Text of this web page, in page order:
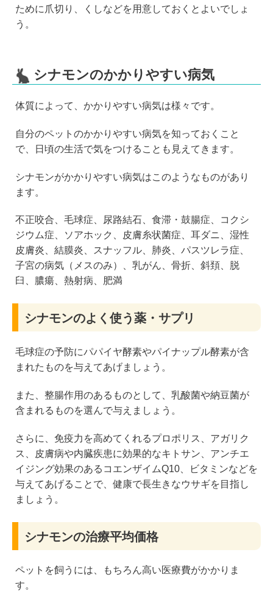
ために爪切り、くしなどを用意しておくとよいでしょ
う。
シナモンのかかりやすい病気
体質によって、かかりやすい病気は様々です。
自分のペットのかかりやすい病気を知っておくこと
で、日頃の生活で気をつけることも見えてきます。
シナモンがかかりやすい病気はこのようなものがあり
ます。
不正咬合、毛球症、尿路結石、食滞・鼓腸症、コクシ
ジウム症、ソアホック、皮膚糸状菌症、耳ダニ、湿性
皮膚炎、結膜炎、スナッフル、肺炎、パスツレラ症、
子宮の病気（メスのみ）、乳がん、骨折、斜頚、脱
臼、膿瘍、熱射病、肥満
シナモンのよく使う薬・サプリ
毛球症の予防にパパイヤ酵素やパイナップル酵素が含
まれたものを与えてあげましょう。
また、整腸作用のあるものとして、乳酸菌や納豆菌が
含まれるものを選んで与えましょう。
さらに、免疫力を高めてくれるプロポリス、アガリク
ス、皮膚病や内臓疾患に効果的なキトサン、アンチエ
イジング効果のあるコエンザイムQ10、ビタミンなどを
与えてあげることで、健康で長生きなウサギを目指し
ましょう。
シナモンの治療平均価格
ペットを飼うには、もちろん高い医療費がかかりま
す。